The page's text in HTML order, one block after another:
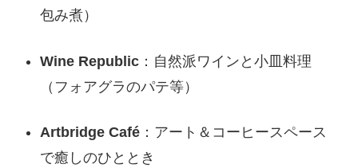
包み煮）
Wine Republic：自然派ワインと小皿料理
（フォアグラのパテ等）
Artbridge Café：アート＆コーヒースペース
で癒しのひととき